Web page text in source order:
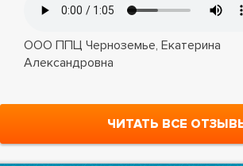
ООО ППЦ Черноземье, Екатерина
Александровна
ЧИТАТЬ ВСЕ